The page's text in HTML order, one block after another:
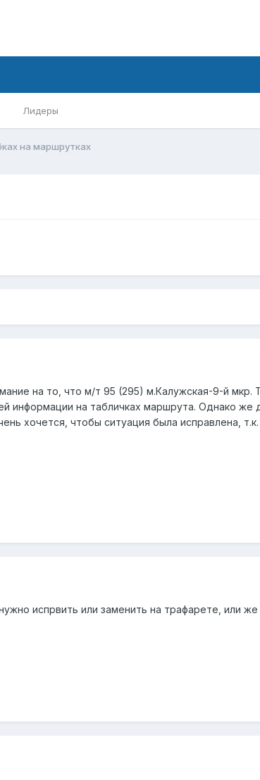
Лидеры
на маршрутках
на то, что м/т 95 (295) м.Калужская-9-й
информации на табличках маршрута. Однако
хочется, чтобы ситуация была исправлена,
испрвить или заменить на трафарете, или